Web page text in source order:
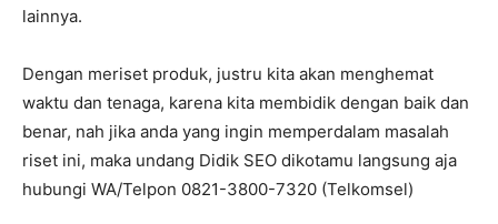
lainnya.
Dengan meriset produk, justru kita akan menghemat
waktu dan tenaga, karena kita membidik dengan baik dan
benar, nah jika anda yang ingin memperdalam masalah
riset ini, maka undang Didik SEO dikotamu langsung aja
hubungi WA/Telpon 0821-3800-7320 (Telkomsel)